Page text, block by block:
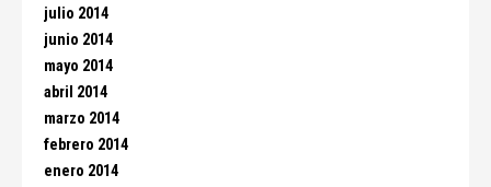
julio 2014
junio 2014
mayo 2014
abril 2014
marzo 2014
febrero 2014
enero 2014